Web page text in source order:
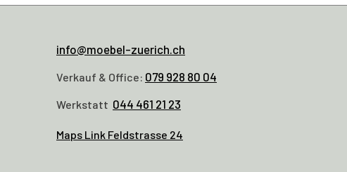
info@moebel-zuerich.ch
Verkauf & Office: 079 928 80 04
Werkstatt 044 461 21 23
Maps Link Feldstrasse 24